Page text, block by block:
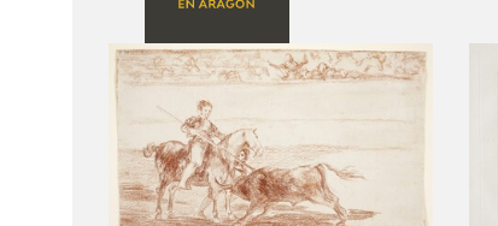
SOMOS
CORPORATE
ACTION
SEDE